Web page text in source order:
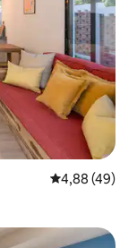
4,88 av 5 i
4,88 (49)